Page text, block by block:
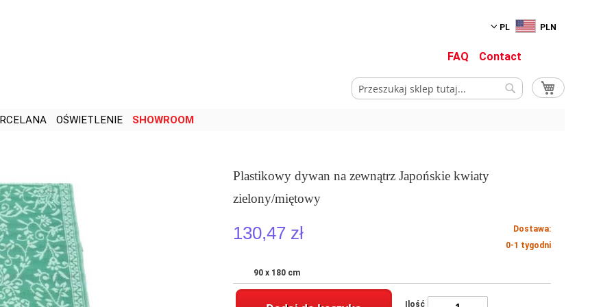
PL PLN
FAQ Contact
Mój koszyk
OŚWIETLENIE SHOWROOM
Plastikowy dywan na zewnątrz Japońskie kwiaty
zielony/miętowy
130,47 zł
Dostawa:
0-1 tygodni
90 x 180 cm
Ilość